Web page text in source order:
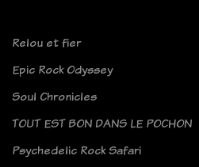
Relou et fier
Epic Rock Odyssey
Soul Chronicles
TOUT EST BON DANS LE POCHON
Psychedelic Rock Safari